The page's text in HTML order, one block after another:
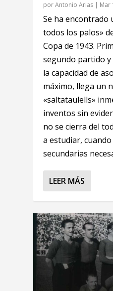
porAntonio Arias | Mar
Se ha encontrado
todos los palos»
Copa de 1943.
segundo partido y
la capacidad de
máximo, llega un
«saltataulells»
inventos sin
no se cierra del
a estudiar,
secundarias
LEER MÁS